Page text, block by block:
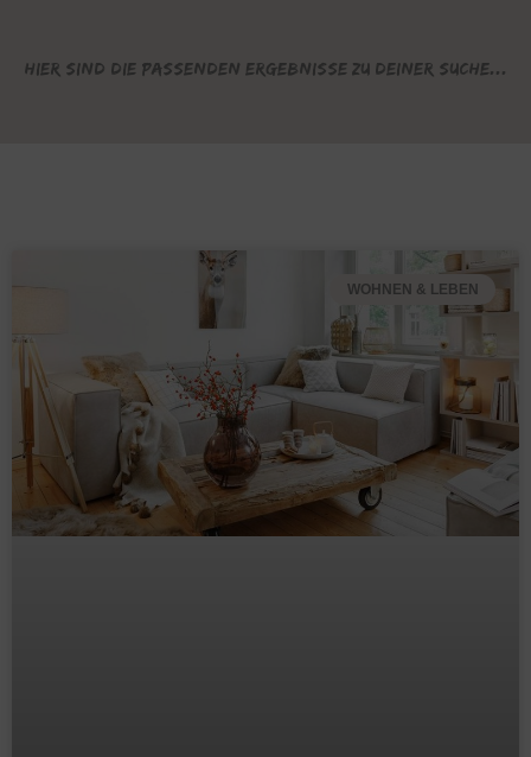
Hier sind die passenden Ergebnisse zu deiner Suche...
WOHNEN & LEBEN